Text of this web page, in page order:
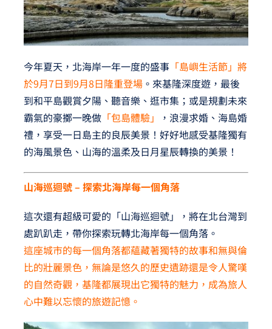
今年夏天，北海岸一年一度的盛事「島嶼生活節」將
於9月7日到9月8日隆重登場。來基隆深度遊，最後
到和平島觀賞夕陽、聽音樂、逛市集；或是規劃未來
霸氣的豪擲一晚做「包島體驗」
，浪漫求婚、海島婚
禮，享受一日島主的良辰美景！好好地感受基隆獨有
的海風景色、山海的溫柔及日月星辰轉換的美景！
山海巡迴號 – 探索北海岸每一個角落
這次還有超級可愛的「山海巡迴號」，將在北台灣到
處趴趴走，帶你探索玩轉北海岸每一個角落。
這座城市的每一個角落都蘊藏著獨特的故事和無與倫
比的壯麗景色，無論是悠久的歷史遺跡還是令人驚嘆
的自然奇觀，基隆都展現出它獨特的魅力，成為旅人
心中難以忘懷的旅遊記憶。